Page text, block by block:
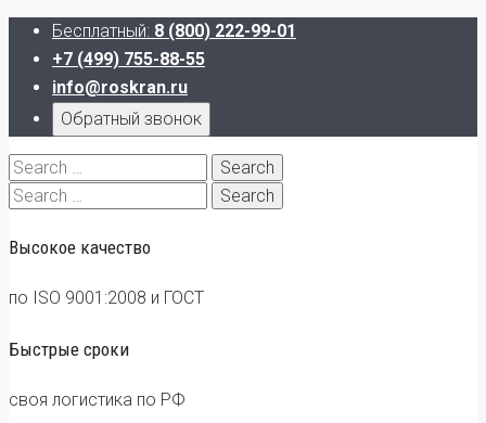
Бесплатный: 8 (800) 222-99-01
+7 (499) 755-88-55
info@roskran.ru
Обратный звонок
Search
for:
Search
Высокое качество
по ISO 9001:2008 и ГОСТ
Быстрые сроки
своя логистика по РФ